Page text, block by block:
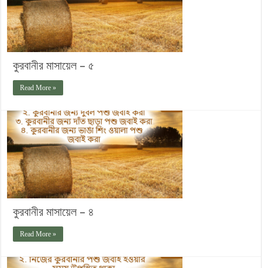
কুরবানীর মাসায়েল – ৫
Read More »
কুরবানীর মাসায়েল – ৪
Read More »